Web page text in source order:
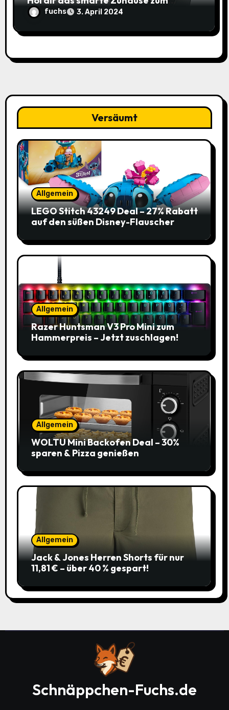
Schnäppchenpreis!
fuchs 3. April 2024
Versäumt
Allgemein
LEGO Stitch 43249 Deal – 27% Rabatt
auf den süßen Disney-Flauscher
Allgemein
Razer Huntsman V3 Pro Mini zum
Hammerpreis – Jetzt zuschlagen!
Allgemein
WOLTU Mini Backofen Deal – 30%
sparen & Pizza genießen
Allgemein
Jack & Jones Herren Shorts für nur
11,81 € – über 40 % gespart!
Schnäppchen-Fuchs.de